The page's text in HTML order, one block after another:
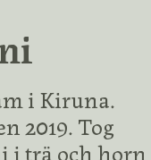
i Kiruna.
2019. Tog
i trä och horn